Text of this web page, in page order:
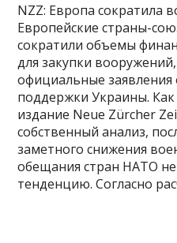
NZZ: Европа сократила
Европейские страны-
сократили объемы
для закупки
официальные заявления
поддержки Украины.
издание Neue Zürcher
собственный анализ,
заметного снижения
обещания стран НАТО
тенденцию. Согласно